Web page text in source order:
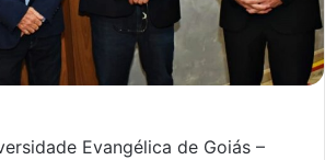
Evangélica de Goiás –